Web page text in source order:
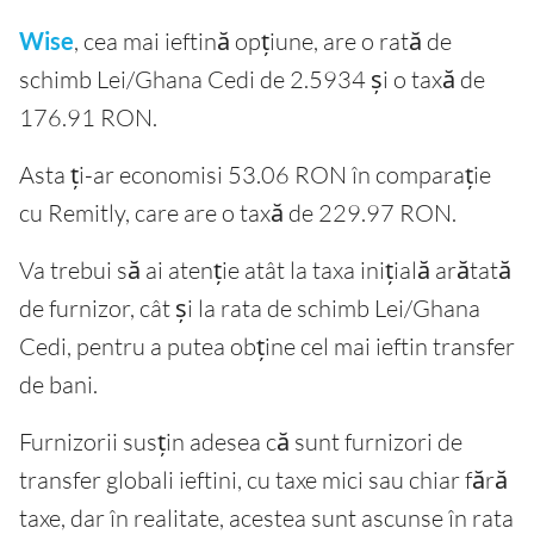
Wise, cea mai ieftină opțiune, are o rată de
schimb Lei/Ghana Cedi de 2.5934 și o taxă de
176.91 RON.
Asta ți-ar economisi 53.06 RON în comparație
cu Remitly, care are o taxă de 229.97 RON.
Va trebui să ai atenție atât la taxa inițială arătată
de furnizor, cât și la rata de schimb Lei/Ghana
Cedi, pentru a putea obține cel mai ieftin transfer
de bani.
Furnizorii susțin adesea că sunt furnizori de
transfer globali ieftini, cu taxe mici sau chiar fără
taxe, dar în realitate, acestea sunt ascunse în rata